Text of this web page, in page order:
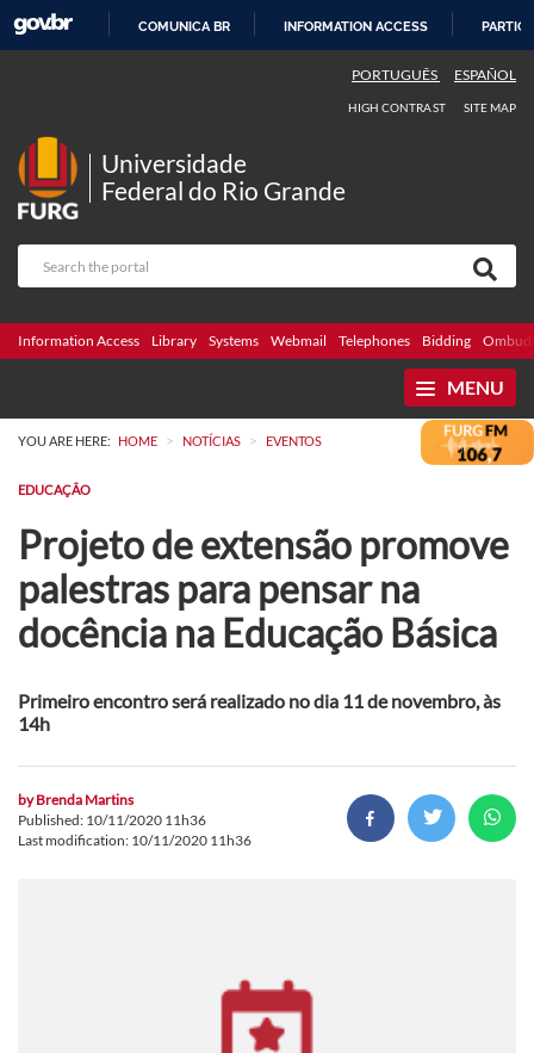
COMUNICA BR INFORMATION ACCESS
PORTUGUÊS ESPAÑOL
HIGH CONTRAST SITE MAP
Universidade
Federal do Rio Grande
Information Access Library Systems Webmail Telephones Bidding
MENU
YOU ARE HERE: HOME > NOTÍCIAS > EVENTOS
EDUCAÇÃO
Projeto de extensão promove
palestras para pensar na
docência na Educação Básica
Primeiro encontro será realizado no dia 11 de novembro, às
14h
byBrenda Martins
Published: 10/11/2020 11h36
Last modification: 10/11/2020 11h36